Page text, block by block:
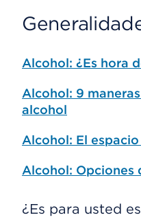
Alcohol: ¿Es hora
Alcohol: 9
alcohol
Alcohol: El
Alcohol: Opciones
¿Es para usted